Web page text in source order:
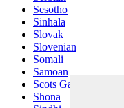
Sesotho
Sinhala
Slovak
Slovenian
Somali
Samoan
Scots Gaelic
Shona